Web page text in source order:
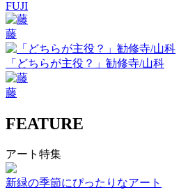
FUJI
藤
「どちらが主役？」勧修寺/山科
藤
FEATURE
アート特集
新緑の季節にぴったりなアート